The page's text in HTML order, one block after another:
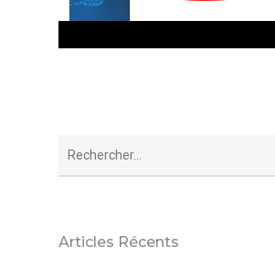
Articles Récents